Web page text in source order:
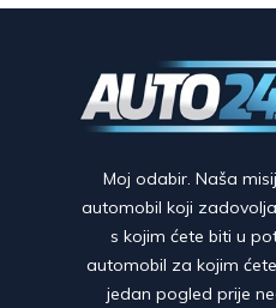
Moj odabir. Naša
automobil koji
s kojim ćete biti u
automobil za kojim
jedan pogled prije